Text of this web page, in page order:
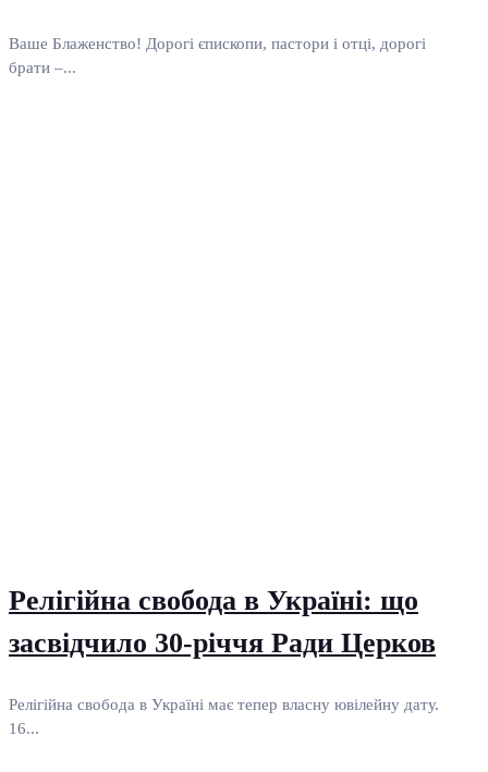
Ваше Блаженство! Дорогі єпископи, пастори і отці, дорогі
брати –...
Релігійна свобода в Україні: що
засвідчило 30-річчя Ради Церков
Релігійна свобода в Україні має тепер власну ювілейну дату.
16...